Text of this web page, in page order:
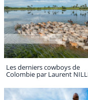
Les derniers cowboys de
Colombie par Laurent